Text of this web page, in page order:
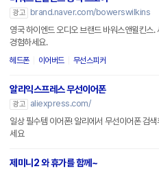
광고
brand.naver.com/bowerswilkins
영국 하이엔드 오디오 브랜드 바워스앤윌킨스.
경험하세요.
헤드폰 이어버드 무선스피커
알리익스프레스 무선이어폰
광고
aliexpress.com/
일상 필수템 이어폰! 알리에서 무선이어폰 검
세요
제미니2 와 휴가를 함께~